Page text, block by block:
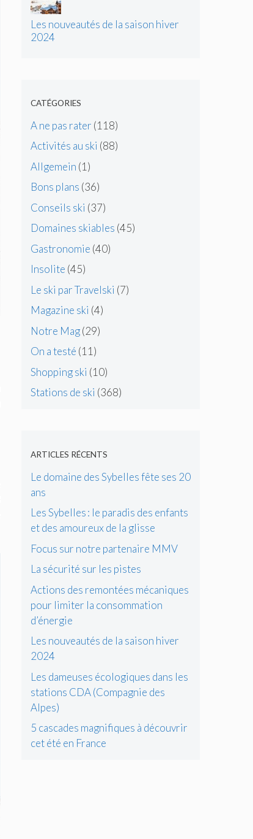
Les nouveautés de la saison hiver
2024
CATÉGORIES
A ne pas rater (118)
Activités au ski (88)
Allgemein (1)
Bons plans (36)
Conseils ski (37)
Domaines skiables (45)
Gastronomie (40)
Insolite (45)
Le ski par Travelski (7)
Magazine ski (4)
Notre Mag(29)
On a testé (11)
Shopping ski (10)
Stations de ski (368)
ARTICLES RÉCENTS
Le domaine des Sybelles fête ses 20
ans
Les Sybelles : le paradis des enfants
et des amoureux de la glisse
Focus sur notre partenaire MMV
La sécurité sur les pistes
Actions des remontées mécaniques
pour limiter la consommation
d’énergie
Les nouveautés de la saison hiver
2024
Les dameuses écologiques dans les
stations CDA (Compagnie des
Alpes)
5 cascades magnifiques à découvrir
cet été en France